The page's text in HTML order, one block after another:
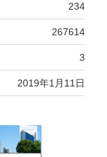
234
267614
3
2019年1月11日